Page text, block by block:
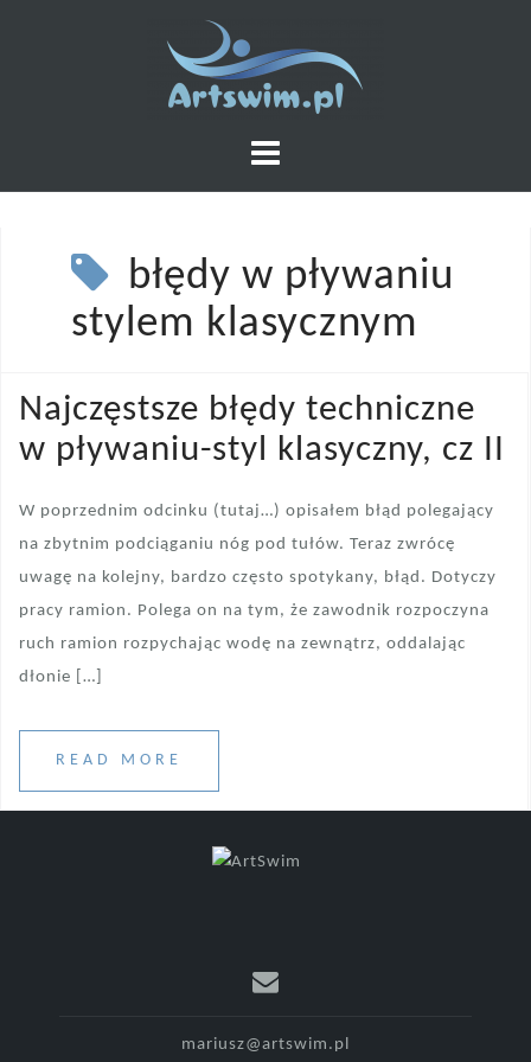
błędy w pływaniu
stylem klasycznym
Najczęstsze błędy techniczne
w pływaniu-styl klasyczny, cz II
W poprzednim odcinku (tutaj…) opisałem błąd polegający
na zbytnim podciąganiu nóg pod tułów. Teraz zwrócę
uwagę na kolejny, bardzo często spotykany, błąd. Dotyczy
pracy ramion. Polega on na tym, że zawodnik rozpoczyna
ruch ramion rozpychając wodę na zewnątrz, oddalając
dłonie […]
READ MORE
mariusz@artswim.pl